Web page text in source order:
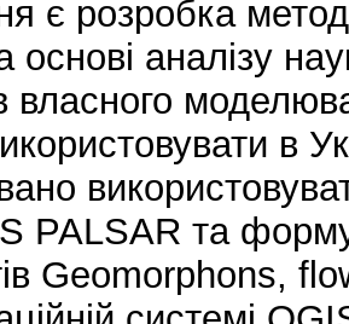
є розробка
основі аналізу
власного
в
PALSAR та
Geomorphons,